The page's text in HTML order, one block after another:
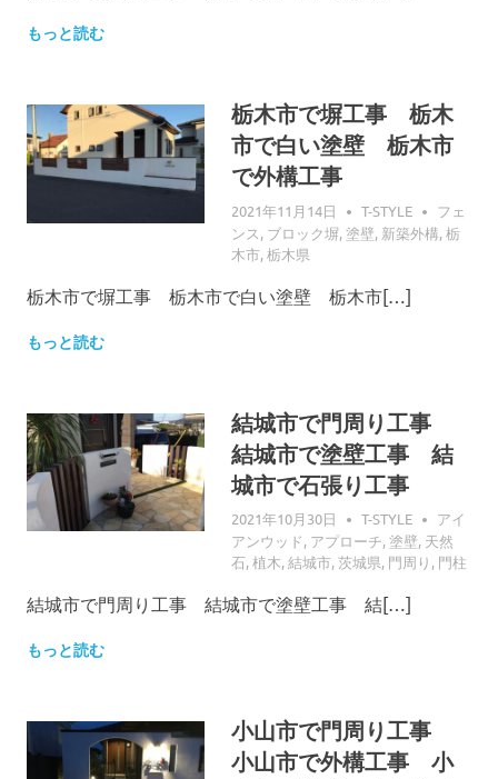
もっと読む
栃木市で塀工事 栃木
市で白い塗壁 栃木市
で外構工事
2021年11月14日 T-STYLE
フェ
ンス, ブロック塀,塗壁, 新築外構,栃
木市,栃木県
栃木市で塀工事 栃木市で白い塗壁 栃木市[…]
もっと読む
結城市で門周り工事
結城市で塗壁工事 結
城市で石張り工事
2021年10月30日 T-STYLE
アイ
アンウッド, アプローチ,塗壁, 天然
石,植木,結城市,茨城県, 門周り , 門柱
結城市で門周り工事 結城市で塗壁工事 結[…]
もっと読む
小山市で門周り工事
小山市で外構工事 小